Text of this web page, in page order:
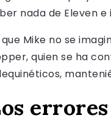
nada de Eleven
que Mike no se
quien se ha